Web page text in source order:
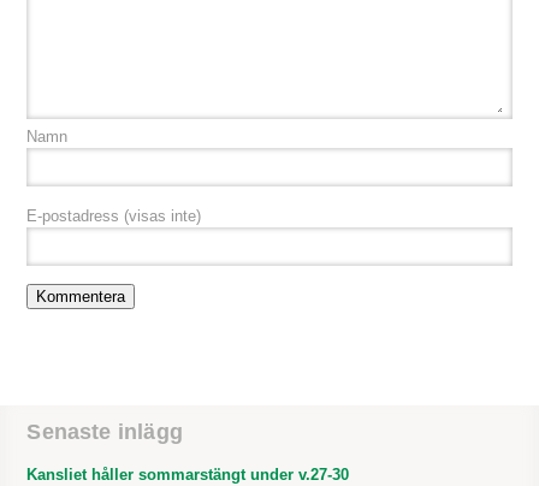
Namn
E-postadress (visas inte)
Senaste inlägg
Kansliet håller sommarstängt under v.27-30